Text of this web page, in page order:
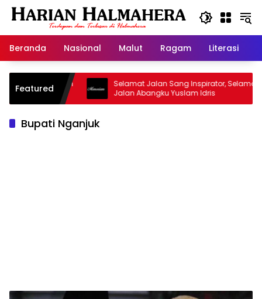
Langsung
Beranda
Nasional Malut Ragam Literasi
Featured
Warisan
Selamat Jalan Sang Inspirator, Selamat
Jalan Abangku Yuslam Idris
Bupati Nganjuk